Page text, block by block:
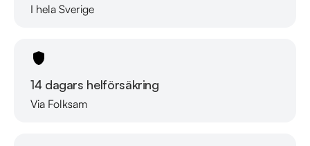
I hela Sverige
14 dagars helförsäkring
Via Folksam